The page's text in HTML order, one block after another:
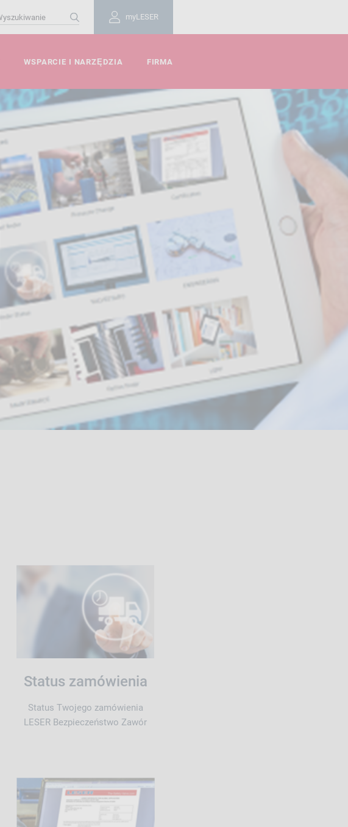
myLESER
WSPARCIE I NARZĘDZIA FIRMA
Status zamówienia
Status Twojego zamówienia
LESER Bezpieczeństwo Zawór